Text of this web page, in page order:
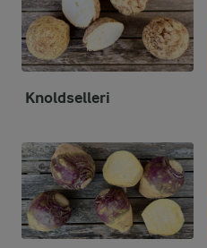
Knoldselleri